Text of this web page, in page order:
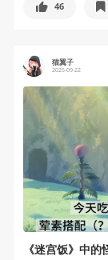
46
猫翼子
2025-09-22
《迷宫饭》中